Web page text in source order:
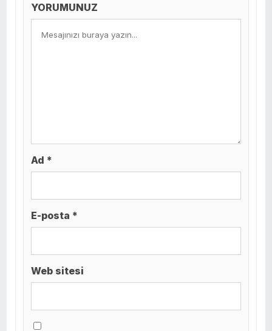
YORUMUNUZ
Ad *
E-posta *
Web sitesi